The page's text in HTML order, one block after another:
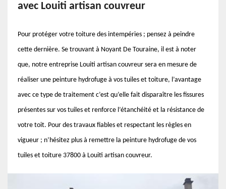
avec Louiti artisan couvreur
Pour protéger votre toiture des intempéries ; pensez à peindre
cette dernière. Se trouvant à Noyant De Touraine, il est à noter
que, notre entreprise Louiti artisan couvreur sera en mesure de
réaliser une peinture hydrofuge à vos tuiles et toiture, l’avantage
avec ce type de traitement c’est qu’elle fait disparaître les fissures
présentes sur vos tuiles et renforce l’étanchéité et la résistance de
votre toit. Pour des travaux fiables et respectant les règles en
vigueur ; n’hésitez plus à remettre la peinture hydrofuge de vos
tuiles et toiture 37800 à Louiti artisan couvreur.